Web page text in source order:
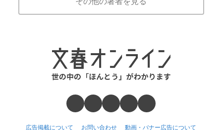
広告掲載について お問い合わせ 動画・バナー広告について